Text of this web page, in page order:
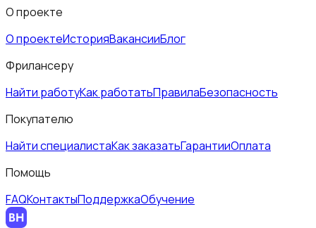
О проекте
О проектеИсторияВакансииБлог
Фрилансеру
Найти работуКак работатьПравилаБезопасность
Покупателю
Найти специалистаКак заказатьГарантииОплата
Помощь
FAQКонтактыПоддержкаОбучение